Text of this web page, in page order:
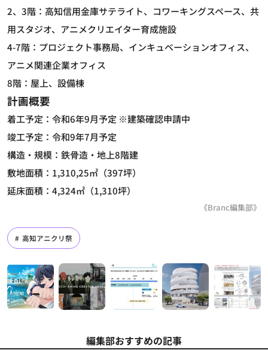
2、3階：高知信用金庫サテライト、コワーキングスペース、共
用スタジオ、アニメクリエイター育成施設
4-7階：プロジェクト事務局、インキュベーションオフィス、
アニメ関連企業オフィス
8階：屋上、設備棟
計画概要
着工予定：令和6年9月予定 ※建築確認申請中
竣工予定：令和9年7月予定
構造・規模：鉄骨造・地上8階建
敷地面積：1,310,25㎡（397坪）
延床面積：4,324㎡（1,310坪）
《Branc編集部》
高知アニクリ祭
編集部おすすめの記事